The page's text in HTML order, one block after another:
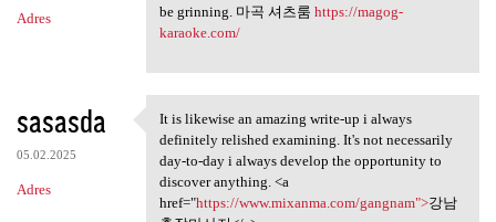
Adres
be grinning. 마곡 셔츠룸 https://magog-
karaoke.com/
sasasda
05.02.2025
Adres
It is likewise an amazing
It is likewise an amazing write-up i always
definitely relished examining. It's not necessarily
day-to-day i always develop the opportunity to
discover anything. <a
href="https://www.mixanma.com/gangnam">강남